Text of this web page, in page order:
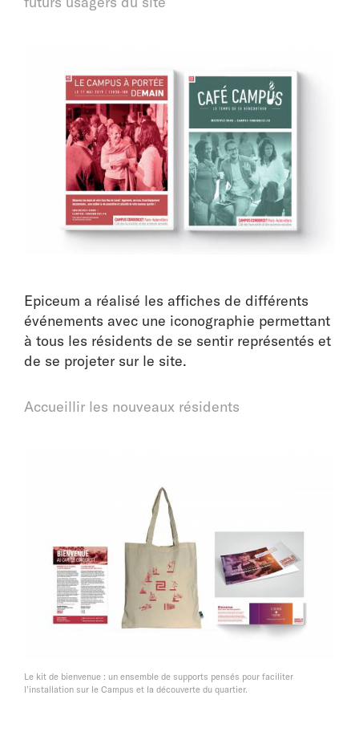
Epiceum a réalisé les affiches de différents
événements avec une iconographie permettant
à tous les résidents de se sentir représentés et
de se projeter sur le site.
Accueillir les nouveaux résidents
Le kit de bienvenue : un ensemble de supports pensés pour faciliter
l’installation sur le Campus et la découverte du quartier.